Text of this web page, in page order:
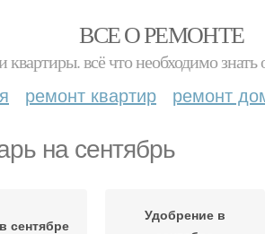
ВСЕ О РЕМОНТЕ
квартиры. всё что необходимо
ремонт квартир ремонт
на сентябрь
сентябре
Удобрение в